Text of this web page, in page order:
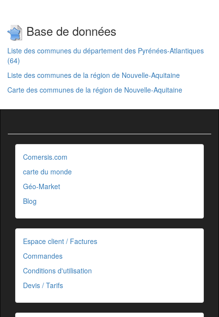
Base de données
Liste des communes du département des Pyrénées-Atlantiques
(64)
Liste des communes de la région de Nouvelle-Aquitaine
Carte des communes de la région de Nouvelle-Aquitaine
Comersis.com
carte du monde
Géo-Market
Blog
Espace client / Factures
Commandes
Conditions d'utilisation
Devis / Tarifs